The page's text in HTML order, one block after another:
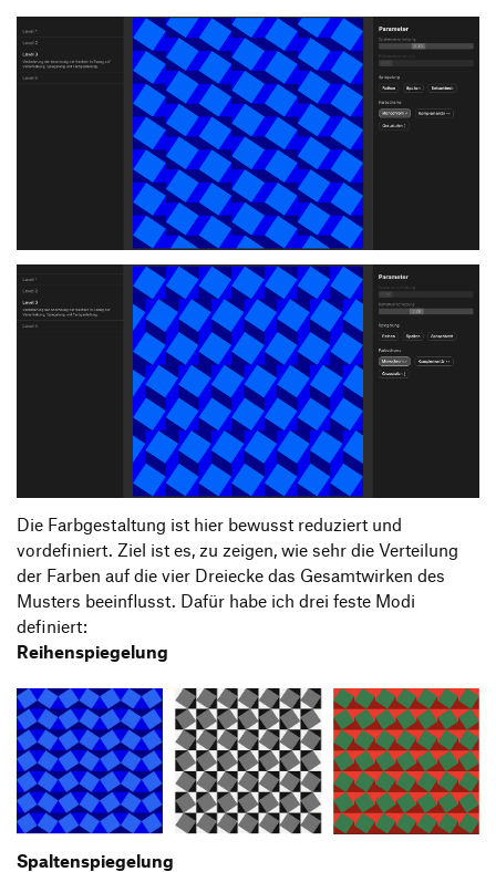
Die Farbgestaltung ist hier bewusst reduziert und
vordefiniert. Ziel ist es, zu zeigen, wie sehr die Verteilung
der Farben auf die vier Dreiecke das Gesamtwirken des
Musters beeinflusst. Dafür habe ich drei feste Modi
definiert:
Reihenspiegelung
Spaltenspiegelung